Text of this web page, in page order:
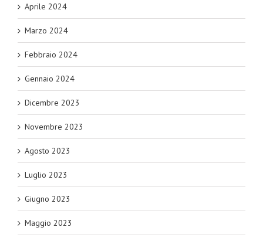
Aprile 2024
Marzo 2024
Febbraio 2024
Gennaio 2024
Dicembre 2023
Novembre 2023
Agosto 2023
Luglio 2023
Giugno 2023
Maggio 2023